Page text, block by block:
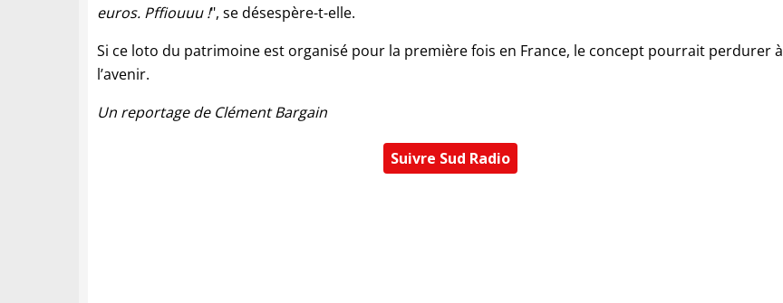
euros. Pffiouuu !", se désespère-t-elle.
Si ce loto du patrimoine est organisé pour la première fois en France, le concept pourrait perdurer à
l’avenir.
Un reportage de Clément Bargain
Suivre Sud Radio